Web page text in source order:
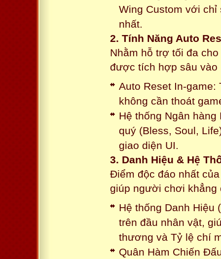
Wing Custom với
nhất.
2. Tính Năng Auto
Nhằm hỗ trợ tối đa
được tích hợp sâu vào
Auto Reset In-game:
không cần thoát
Hệ thống Ngân
quý (Bless, Soul,
giao diện UI.
3. Danh Hiệu & Hệ
Điểm độc đáo nhất
giúp người chơi khẳng
Hệ thống Danh Hiệu
trên đầu nhân vật,
thương và Tỷ lệ chí
Quân Hàm Chiến